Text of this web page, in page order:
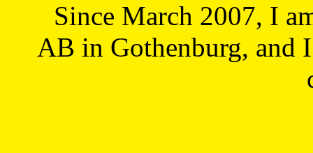
Since March 2007, I
AB in Gothenburg, and